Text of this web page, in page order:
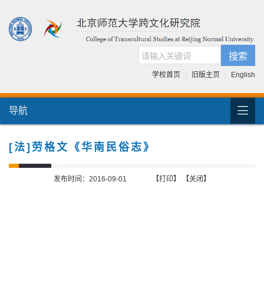
搜索
学校首页 | 旧版主页 | English
导航 
首页
国际交流
[法]劳格文《华南民俗志》
发布时间：2016-09-01 【打印】 【关闭】